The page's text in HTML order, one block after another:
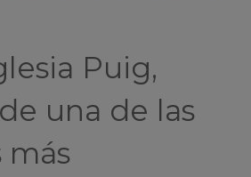
Puig,
una de las
más